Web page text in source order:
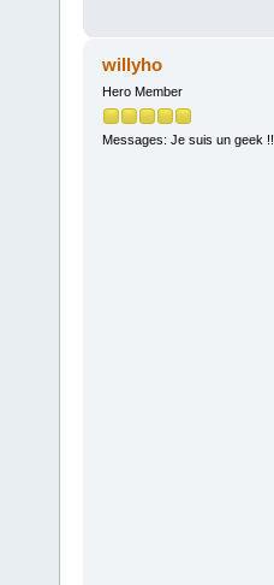
willyho
Hero Member
Messages: Je suis un geek !!